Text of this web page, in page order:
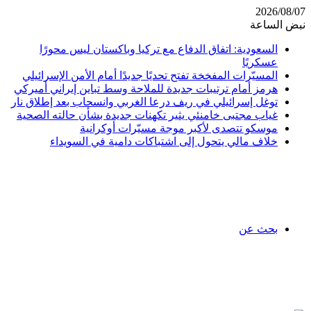
2026/08/07
نبض الساعة
السعودية: اتفاق الدفاع مع تركيا وباكستان ليس محورًا
عسكريًا
المسيّرات المفخخة تفتح تحديًا جديدًا أمام الأمن الإسرائيلي
هرمز أمام ترتيبات جديدة للملاحة وسط تباين إيراني أميركي
توغل إسرائيلي في ريف درعا الغربي وانسحاب بعد إطلاق نار
غياب مجتبى خامنئي يثير تكهنات جديدة بشأن حالته الصحية
موسكو تتصدى لأكبر موجة مسيّرات أوكرانية
خلاف مالي يتحول إلى اشتباكات دامية في السويداء
بحث عن